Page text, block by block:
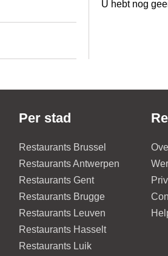
U hebt nog
Per stad
Restaurants Brussel
Restaurants Antwerpen
Restaurants Gent
Restaurants Brugge
Restaurants Leuven
Restaurants Hasselt
Restaurants Luik